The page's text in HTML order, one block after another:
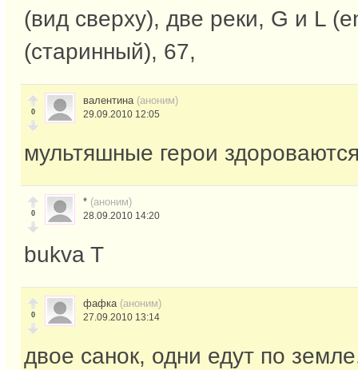
(вид сверху), две реки, G и L
(старинный), 67,
0
валентина (аноним)
29.09.2010 12:05
мультяшные герои
0
* (аноним)
28.09.2010 14:20
bukva T
0
фафка (аноним)
27.09.2010 13:14
двое санок, одни едут по